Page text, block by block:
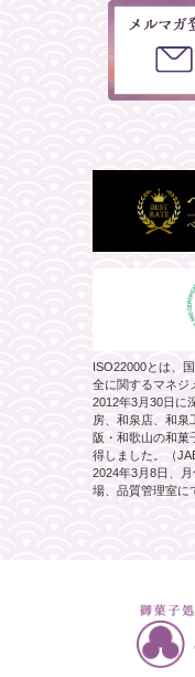
ISO22000とは、
全に関するマネジ
2012年3月30日に
房、和泉店、和泉
阪・和歌山の和菓
得しました。（
2024年3月8日、
場、品質管理室に